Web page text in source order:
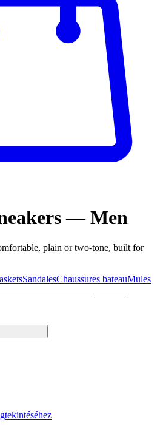
— Men
plain or two-tone, built for
SandalesChaussures bateauMules